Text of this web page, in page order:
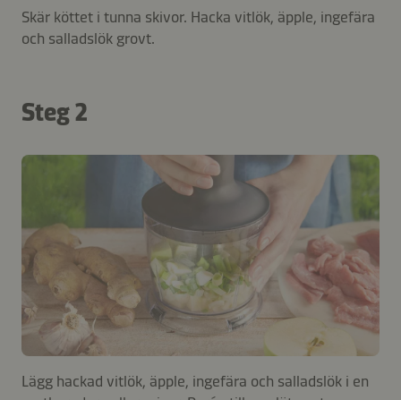
Skär köttet i tunna skivor. Hacka vitlök, äpple, ingefära
och salladslök grovt.
Steg 2
Lägg hackad vitlök, äpple, ingefära och salladslök i en